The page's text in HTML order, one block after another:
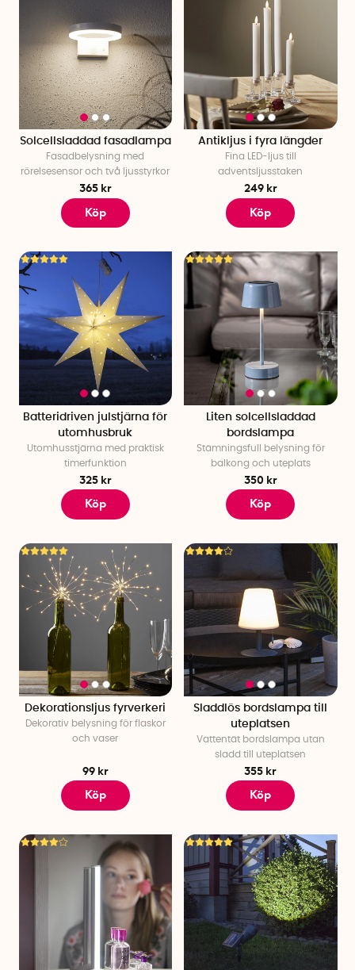
Solcellsladdad fasadlampa
Fasadbelysning med
rörelsesensor och två ljusstyrkor
365 kr
Köp
Antikljus i fyra längder
Fina LED-ljus till
adventsljusstaken
249 kr
Köp
Batteridriven julstjärna för
utomhusbruk
Utomhusstjärna med praktisk
timerfunktion
325 kr
Köp
Liten solcellsladdad
bordslampa
Stämningsfull belysning för
balkong och uteplats
350 kr
Köp
Dekorationsljus fyrverkeri
Dekorativ belysning för flaskor
och vaser
99 kr
Köp
Sladdlös bordslampa till
uteplatsen
Vattentät bordslampa utan
sladd till uteplatsen
355 kr
Köp